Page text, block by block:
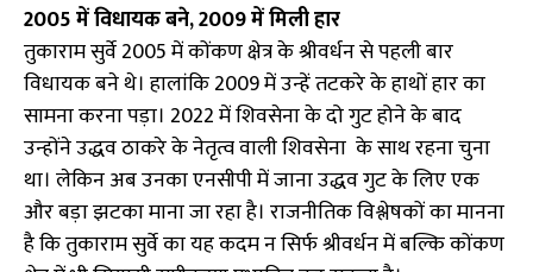
2005 में विधायक बने, 2009 में मिली हार
तुकाराम सुर्वे 2005 में कोंकण क्षेत्र के श्रीवर्धन से पहली बार
विधायक बने थे। हालांकि 2009 में उन्हें तटकरे के हाथों हार का
सामना करना पड़ा। 2022 में शिवसेना के दो गुट होने के बाद
उन्होंने उद्धव ठाकरे के नेतृत्व वाली शिवसेना के साथ रहना चुना
था। लेकिन अब उनका एनसीपी में जाना उद्धव गुट के लिए एक
और बड़ा झटका माना जा रहा है। राजनीतिक विश्लेषकों का मानना
है कि तुकाराम सुर्वे का यह कदम न सिर्फ श्रीवर्धन में बल्कि कोंकण